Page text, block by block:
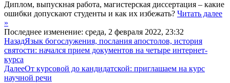
Диплом, выпускная работа, магистерская диссертация – какие
ошибки допускают студенты и как их избежать? Читать далее
»
Последнее изменение: среда, 2 февраля 2022, 23:32
НазадЯзык богослужения, послания апостолов, история
святости: начался прием документов на четыре интернет-
курса
ДалееОт курсовой до кандидатской: приглашаем на курс
научной речи